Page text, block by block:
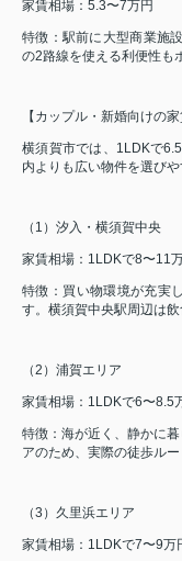
家賃相場：5.3〜7万円
特徴：駅前に大型商業施
の2路線を使える利便性も
【カップル・新婚向けの
横須賀市では、1LDKで
内よりも広い物件を選び
（1）汐入・横須賀中央
家賃相場：1LDKで8〜11
特徴：買い物環境が充実
す。横須賀中央駅周辺は
（2）浦賀エリア
家賃相場：1LDKで6〜8.5
特徴：海が近く、静かに
アのため、実際の徒歩ル
（3）久里浜エリア
家賃相場：1LDKで7〜9万